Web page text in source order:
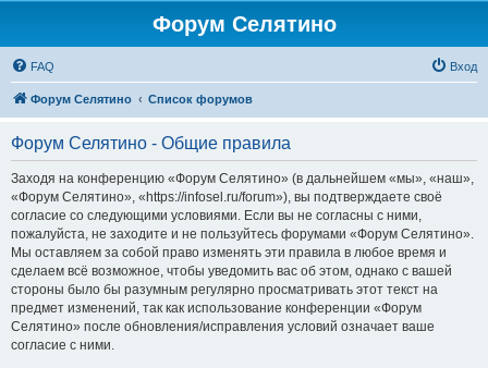
Форум Селятино
FAQ Вход
Форум Селятино Список форумов
Форум Селятино - Общие правила
Заходя на конференцию «Форум Селятино» (в дальнейшем «мы», «наш»,
«Форум Селятино», «https://infosel.ru/forum»), вы подтверждаете своё
согласие со следующими условиями. Если вы не согласны с ними,
пожалуйста, не заходите и не пользуйтесь форумами «Форум Селятино».
Мы оставляем за собой право изменять эти правила в любое время и
сделаем всё возможное, чтобы уведомить вас об этом, однако с вашей
стороны было бы разумным регулярно просматривать этот текст на
предмет изменений, так как использование конференции «Форум
Селятино» после обновления/исправления условий означает ваше
согласие с ними.